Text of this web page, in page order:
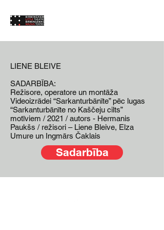
LIENE BLEIVE
SADARBĪBA:
Režisore, operatore un montāža
Videoizrādei “Sarkanturbānīte” pēc lugas
“Sarkanturbānīte no Kaščeju cilts”
motīviem / 2021 / autors - Hermanis
Paukšs / režisori – Liene Bleive, Elza
Umure un Ingmārs Čaklais
Sadarbība